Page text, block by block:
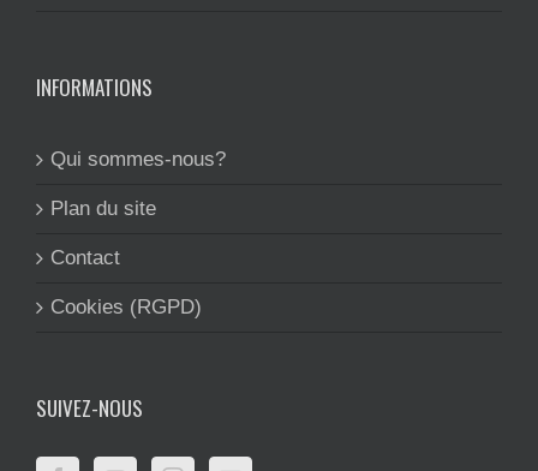
INFORMATIONS
Qui sommes-nous?
Plan du site
Contact
Cookies (RGPD)
SUIVEZ-NOUS